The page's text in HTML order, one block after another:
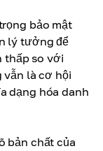
bảo mật
lý tưởng để
thấp so với
vẫn là cơ hội
dạng hóa danh
bản chất của